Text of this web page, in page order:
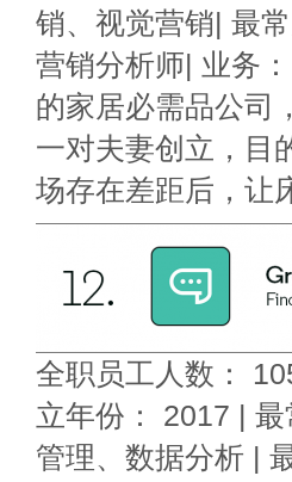
销、视觉营销| 最
营销分析师| 业务
的家居必需品公司
一对夫妻创立，目
场存在差距后，让
全职员工人数：
立年份： 2017 |
管理、数据分析 |